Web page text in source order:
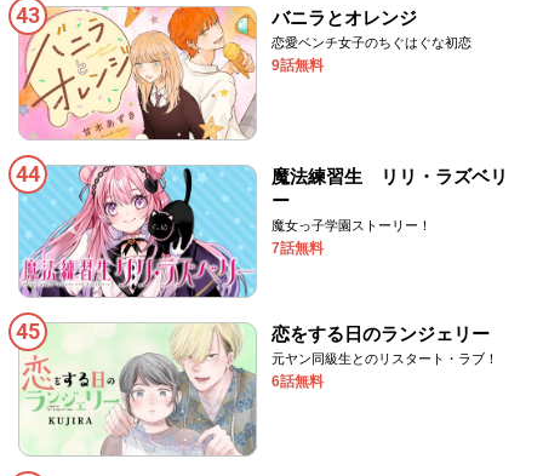
43 バニラとオレンジ
恋愛ベンチ女子のちぐはぐな初恋
9話無料
44
魔法練習生 リリ・ラズベリ
ー
魔女っ子学園ストーリー！
7話無料
45 恋をする日のランジェリー
元ヤン同級生とのリスタート・ラブ！
6話無料